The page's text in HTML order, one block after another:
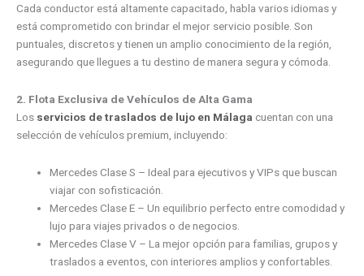
Cada conductor está altamente capacitado, habla varios idiomas y
está comprometido con brindar el mejor servicio posible. Son
puntuales, discretos y tienen un amplio conocimiento de la región,
asegurando que llegues a tu destino de manera segura y cómoda.
2. Flota Exclusiva de Vehículos de Alta Gama
Los servicios de traslados de lujo en Málaga cuentan con una
selección de vehículos premium, incluyendo:
Mercedes Clase S – Ideal para ejecutivos y VIPs que buscan
viajar con sofisticación.
Mercedes Clase E – Un equilibrio perfecto entre comodidad y
lujo para viajes privados o de negocios.
Mercedes Clase V – La mejor opción para familias, grupos y
traslados a eventos, con interiores amplios y confortables.